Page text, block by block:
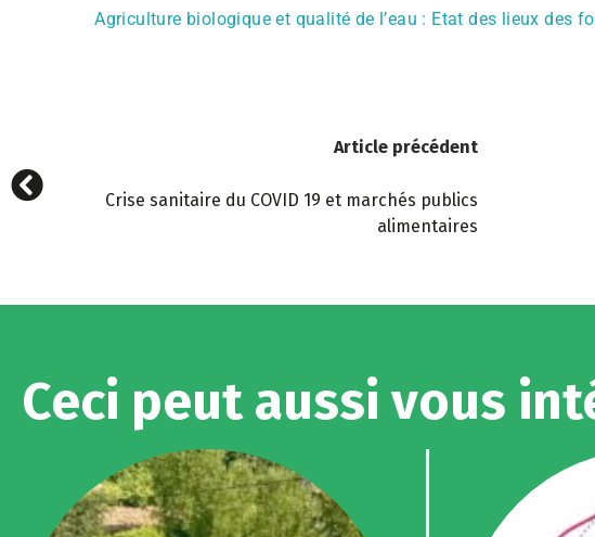
Agriculture biologique et qualité de l’eau : Etat des lieux des
Article précédent
Crise sanitaire du COVID 19 et marchés publics
alimentaires
Ceci peut aussi vous